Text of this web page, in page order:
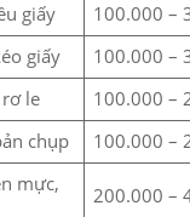
giấy
100.000 –
giấy
100.000 –
le
100.000 –
chụp
100.000 –
mực,
200.000 –